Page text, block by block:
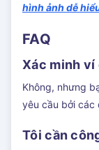
hình ảnh dễ
FAQ
Xác minh
Không, nhưng
yêu cầu bởi các
Tôi cần